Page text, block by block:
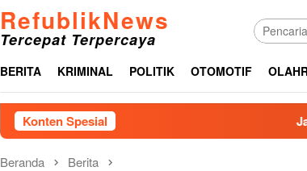
RefublikNews
Tercepat Terpercaya
BERITA KRIMINAL POLITIK OTOMOTIF
Konten Spesial Jaringan LIRA
Beranda Berita